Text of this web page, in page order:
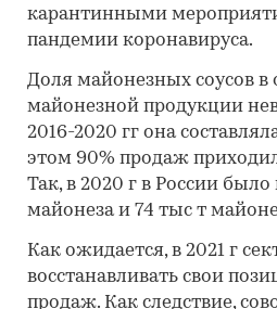
карантинными
пандемии коронавируса.
Доля майонезных соусов
майонезной продукции
2016-2020 гг она
этом 90% продаж
Так, в 2020 г в России
майонеза и 74 тыс т
Как ожидается, в 2021 г
восстанавливать свои
продаж. Как следствие,